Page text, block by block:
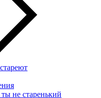
не старенький